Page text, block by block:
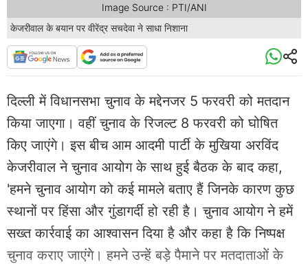
केजरीवाल के बयान पर वीरेंद्र सचदेवा ने साधा निशाना
Image Source : PTI/ANI
दिल्ली में विधानसभा चुनाव के मद्देनजर 5 फरवरी को मतदान
किया जाएगा। वहीं चुनाव के रिजल्ट 8 फरवरी को घोषित
किए जाएंगे। इस बीच आम आदमी पार्टी के मुखिया अरविंद
केजरीवाल ने चुनाव आयोग के साथ हुई बैठक के बाद कहा,
'हमने चुनाव आयोग को कई मामले बताए हैं जिनके कारण कुछ
स्थानों पर हिंसा और गुंडागर्दी हो रही है। चुनाव आयोग ने हमें
सख्त कार्रवाई का आश्वासन दिया है और कहा है कि निष्पक्ष
चुनाव कराए जाएंगे। हमने उन्हें बड़े पैमाने पर मतदाताओं के